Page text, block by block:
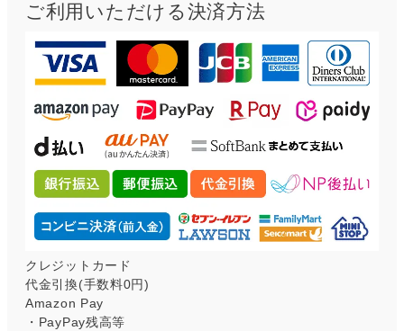
ご利用いただける決済方法
クレジットカード
代金引換(手数料0円)
Amazon Pay
・PayPay残高等